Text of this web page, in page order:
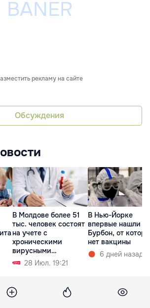
рекламу на сайте
Обсуждения
В Молдове более 51
тыс. человек состоят
на учете с
хроническими
вирусными
гепатитами
28 Июл. 19:21
В Нью-Йорке
впервые нашли
Бурбон, от
нет вакцины
6 дней назад